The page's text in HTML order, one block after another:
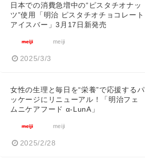
日本での消費急増中の“ピスタチオナッ
ツ”使用「明治 ピスタチオチョコレート
アイスバー」3月17日新発売
meiji
2025/3/3
女性の生理と毎日を“栄養”で応援するパ
ッケージにリニューアル！「明治フェ
ムニケアフード α-LunA」
meiji
2025/2/28